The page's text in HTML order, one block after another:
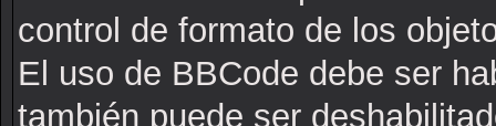
control de formato de los
El uso de BBCode debe ser
también puede ser